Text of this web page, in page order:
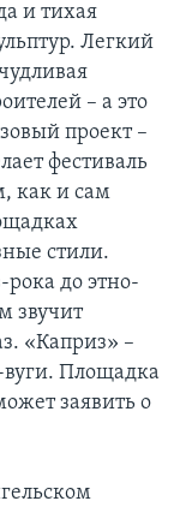
и тихая
Легкий
– а это
проект –
фестиваль
как и сам
стили.
рока до этно-
звучит
«Каприз» –
вуги. Площадка
заявить о